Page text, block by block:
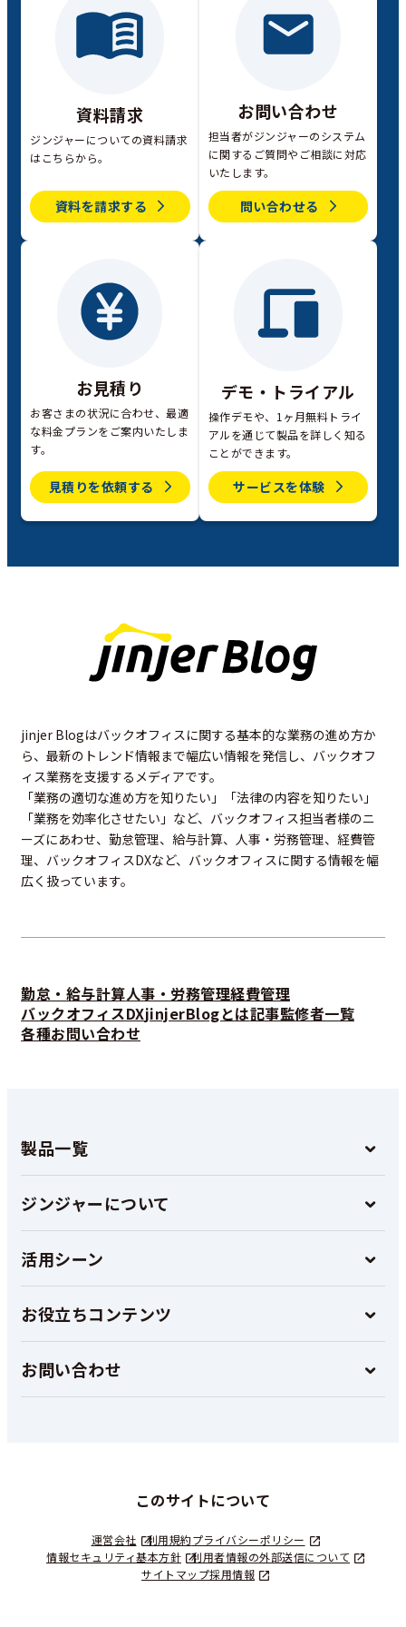
資料請求
ジンジャーについての資料請求
はこちらから。
資料を請求する
お問い合わせ
担当者がジンジャーのシステム
に関するご質問やご相談に対応
いたします。
問い合わせる
お見積り
お客さまの状況に合わせ、最適
な料金プランをご案内いたしま
す。
見積りを依頼する
デモ・トライアル
操作デモや、1ヶ月無料トライ
アルを通じて製品を詳しく知る
ことができます。
サービスを体験
jinjer Blogはバックオフィスに関する基本的な業務の進め方か
ら、最新のトレンド情報まで幅広い情報を発信し、バックオフ
ィス業務を支援するメディアです。
「業務の適切な進め方を知りたい」「法律の内容を知りたい」
「業務を効率化させたい」など、バックオフィス担当者様のニ
ーズにあわせ、勤怠管理、給与計算、人事・労務管理、経費管
理、バックオフィスDXなど、バックオフィスに関する情報を幅
広く扱っています。
勤怠・給与計算人事・労務管理経費管理
バックオフィスDXjinjerBlogとは記事監修者一覧
各種お問い合わせ
製品一覧
ジンジャーについて
活用シーン
お役立ちコンテンツ
お問い合わせ
このサイトについて
運営会社 利用規約プライバシーポリシー
情報セキュリティ基本方針
利用者情報の外部送信について
サイトマップ採用情報